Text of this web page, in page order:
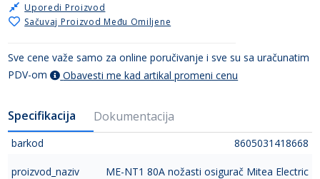
Sačuvaj Proizvod Među Omiljene
Uporedi Proizvod
Sve cene važe samo za online poručivanje i sve su sa uračunatim
PDV-om
Obavesti me kad artikal promeni cenu
Specifikacija Dokumentacija
barkod 8605031418668
proizvod_naziv ME-NT1 80A nožasti osigurač Mitea Electric